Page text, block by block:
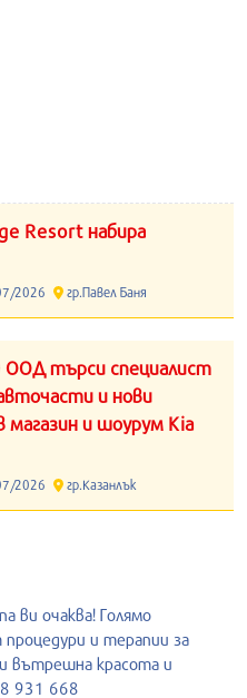
Resort набира
2026 гр.Павел Баня
търси специалист
и нови
магазин и шоурум Kia
2026 гр.Казанлък
ви очаква! Голямо
процедури и терапии за
вътрешна красота и
931 668